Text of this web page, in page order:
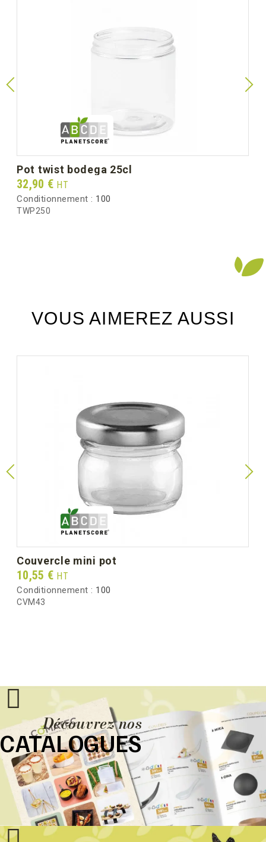
pot twist bodega 25cl
Prix
32,90 € HT
Conditionnement : 100
TWP250
VOUS AIMEREZ AUSSI
couvercle mini pot
Prix
10,55 € HT
Conditionnement : 100
CVM43
Découvrez nos
CATALOGUES